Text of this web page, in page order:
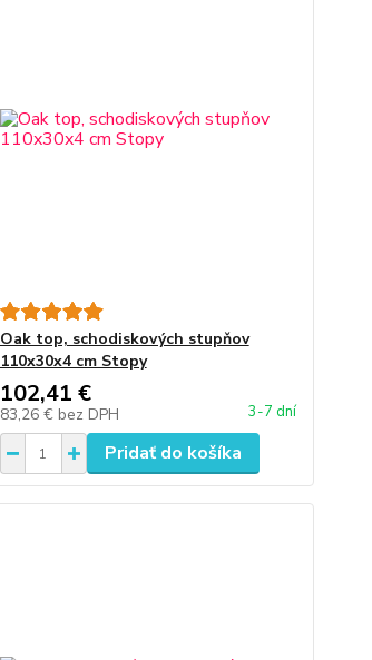
Oak top, schodiskových stupňov
110x30x4 cm Stopy
102,41 €
83,26 € bez DPH 3-7 dní
Pridať do košíka